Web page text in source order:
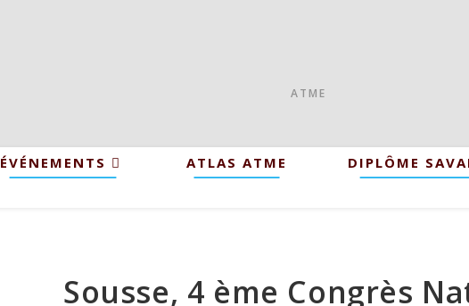
ATME
ÉVÉNEMENTS ATLAS ATME DIPLÔME
Sousse, 4 ème Congrès